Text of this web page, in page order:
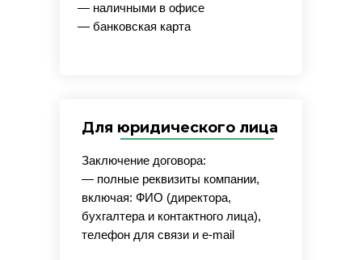
Для юридического лица
— наличными в офисе
— банковская карта
Заключение договора:
— полные реквизиты компании,
включая: ФИО (директора,
бухгалтера и контактного лица),
телефон для связи и e-mail